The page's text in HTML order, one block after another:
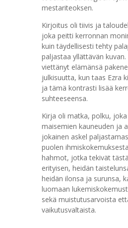
mestariteoksen.
Kirjoitus oli tiivis ja
joka peitti kerronnan
kuin täydellisesti tehty
paljastaa yllättävän
viettänyt elämänsä
julkisuutta, kun taas Ezra
ja tämä kontrasti lisää
suhteeseensa.
Kirja oli matka, polku, joka
maisemien kauneuden ja
jokainen askel
puolen
hahmot, jotka tekivät
erityisen, heidän
heidän ilonsa ja surunsa,
luomaan
sekä muistutusarvoista
vaikutusvaltaista.